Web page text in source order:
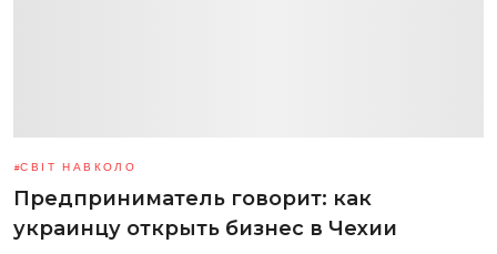
СВІТ НАВКОЛО
Предприниматель говорит: как
украинцу открыть бизнес в Чехии